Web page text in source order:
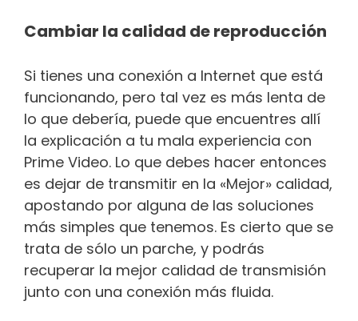
Cambiar la calidad de reproducción
Si tienes una conexión a Internet que está
funcionando, pero tal vez es más lenta de
lo que debería, puede que encuentres allí
la explicación a tu mala experiencia con
Prime Video. Lo que debes hacer entonces
es dejar de transmitir en la «Mejor» calidad,
apostando por alguna de las soluciones
más simples que tenemos. Es cierto que se
trata de sólo un parche, y podrás
recuperar la mejor calidad de transmisión
junto con una conexión más fluida.